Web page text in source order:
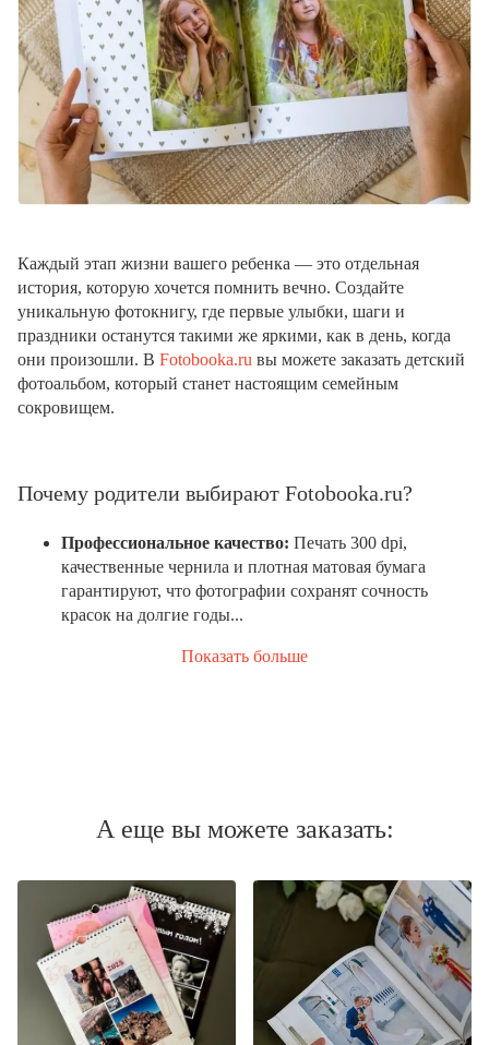
Каждый этап жизни вашего ребенка — это отдельная
история, которую хочется помнить вечно. Создайте
уникальную фотокнигу, где первые улыбки, шаги и
праздники останутся такими же яркими, как в день, когда
они произошли. В Fotobooka.ru вы можете заказать детский
фотоальбом, который станет настоящим семейным
сокровищем.
Почему родители выбирают Fotobooka.ru?
Профессиональное качество: Печать 300 dpi,
качественные чернила и плотная матовая бумага
гарантируют, что фотографии сохранят сочность
красок на долгие годы...
Показать больше
А еще вы можете заказать: